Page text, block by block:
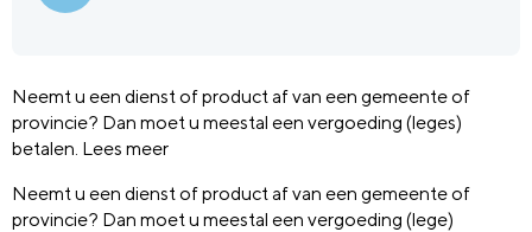
Neemt u een dienst of product af van een gemeente of
provincie? Dan moet u meestal een vergoeding (leges)
betalen. Lees meer
Neemt u een dienst of product af van een gemeente of
provincie? Dan moet u meestal een vergoeding (lege)